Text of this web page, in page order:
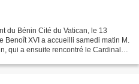
du Bénin Cité du Vatican, le 13
Benoît XVI a accueilli samedi matin M.
qui a ensuite rencontré le Cardinal